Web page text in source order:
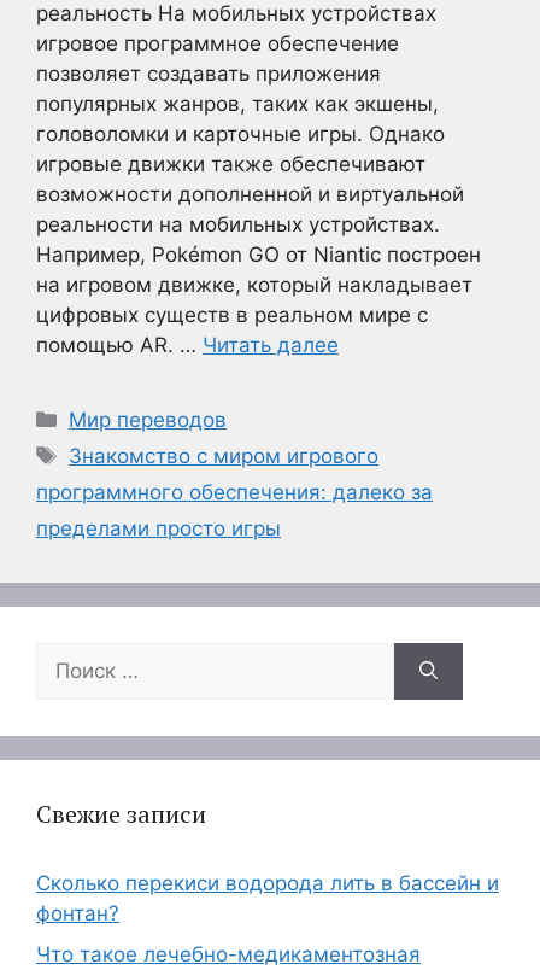
реальность На мобильных устройствах
игровое программное обеспечение
позволяет создавать приложения
популярных жанров, таких как экшены,
головоломки и карточные игры. Однако
игровые движки также обеспечивают
возможности дополненной и виртуальной
реальности на мобильных устройствах.
Например, Pokémon GO от Niantic построен
на игровом движке, который накладывает
цифровых существ в реальном мире с
помощью AR. … Читать далее
Рубрики
Мир переводов
Метки
Знакомство с миром игрового
программного обеспечения: далеко за
пределами просто игры
Поиск:
Свежие записи
Сколько перекиси водорода лить в бассейн и
фонтан?
Что такое лечебно-медикаментозная